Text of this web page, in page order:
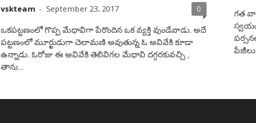
vskteam - September 23, 2017 0
ఒకపట్టణంలో గొప్ప మేధావిగా పేరొందిన ఒక వ్యక్తి వుండేవాడు. అదే
పట్టణంలో మూర్ఖుడుగా చెలామణి అవుతున్న ఓ అవివేకి కూడా
ఉన్నాడు. ఓరోజు ఈ అవివేకి తెలివిగల మేధావి దగ్గరకువచ్చి ,
తాను...
గత